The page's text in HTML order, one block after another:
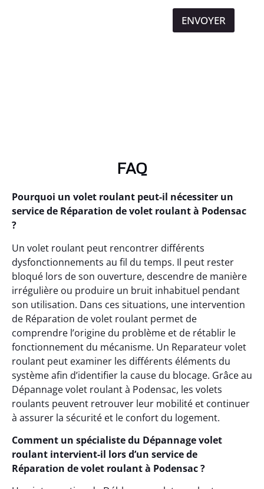
ENVOYER
FAQ
Pourquoi un volet roulant peut-il nécessiter un
service de Réparation de volet roulant à Podensac
?
Un volet roulant peut rencontrer différents
dysfonctionnements au fil du temps. Il peut rester
bloqué lors de son ouverture, descendre de manière
irrégulière ou produire un bruit inhabituel pendant
son utilisation. Dans ces situations, une intervention
de Réparation de volet roulant permet de
comprendre l’origine du problème et de rétablir le
fonctionnement du mécanisme. Un Reparateur volet
roulant peut examiner les différents éléments du
système afin d’identifier la cause du blocage. Grâce au
Dépannage volet roulant à Podensac, les volets
roulants peuvent retrouver leur mobilité et continuer
à assurer la sécurité et le confort du logement.
Comment un spécialiste du Dépannage volet
roulant intervient-il lors d’un service de
Réparation de volet roulant à Podensac ?